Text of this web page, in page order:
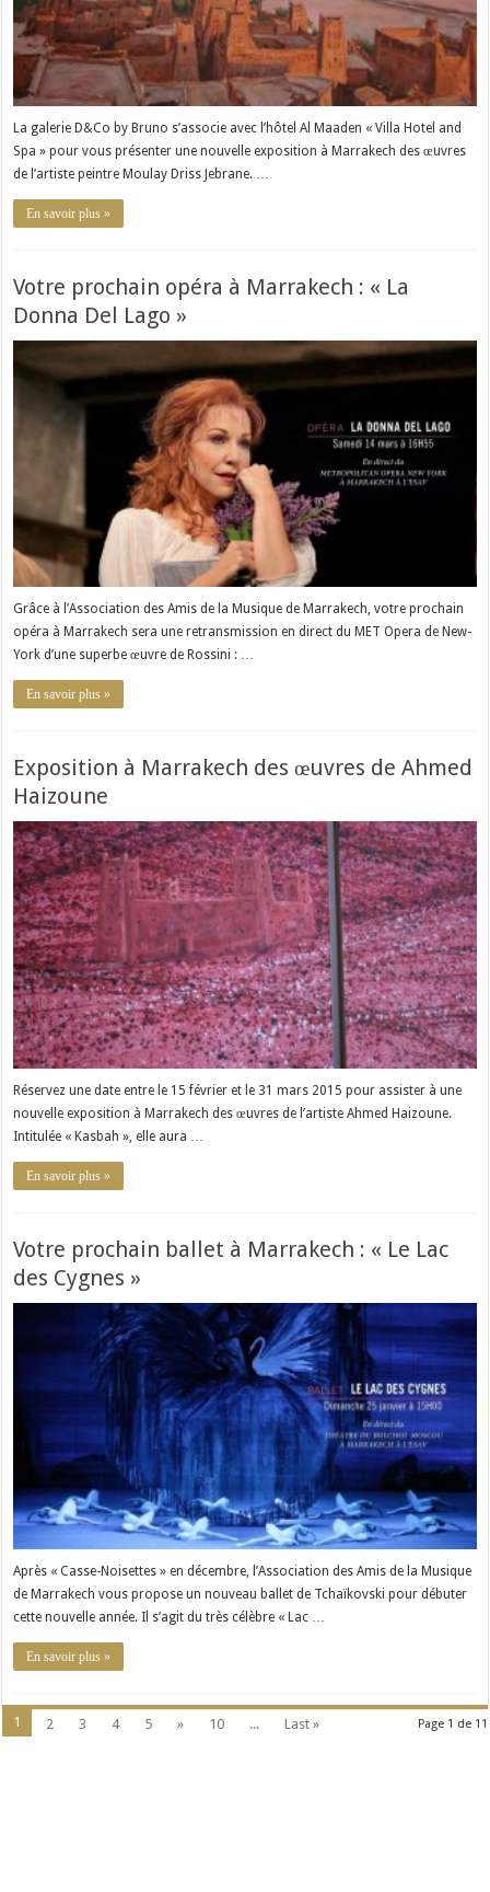
La galerie D&Co by Bruno s’associe avec l’hôtel Al Maaden « Villa Hotel and
Spa » pour vous présenter une nouvelle exposition à Marrakech des œuvres
de l’artiste peintre Moulay Driss Jebrane. …
En savoir plus »
Votre prochain opéra à Marrakech : « La
Donna Del Lago »
Grâce à l’Association des Amis de la Musique de Marrakech, votre prochain
opéra à Marrakech sera une retransmission en direct du MET Opera de New-
York d’une superbe œuvre de Rossini : …
En savoir plus »
Exposition à Marrakech des œuvres de Ahmed
Haizoune
Réservez une date entre le 15 février et le 31 mars 2015 pour assister à une
nouvelle exposition à Marrakech des œuvres de l’artiste Ahmed Haizoune.
Intitulée « Kasbah », elle aura …
En savoir plus »
Votre prochain ballet à Marrakech : « Le Lac
des Cygnes »
Après « Casse-Noisettes » en décembre, l’Association des Amis de la Musique
de Marrakech vous propose un nouveau ballet de Tchaïkovski pour débuter
cette nouvelle année. Il s’agit du très célèbre « Lac …
En savoir plus »
Page 1 de 11
1 2 3 4 5 » 10 ... Last »